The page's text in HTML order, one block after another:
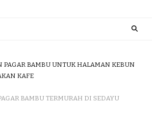
BAMBU WULUNG
BAMBU HITAM
PAGAR BAMBU UNTUK HALAMAN KEBUN
KAFE
BAMBU TERMURAH DI SEDAYU